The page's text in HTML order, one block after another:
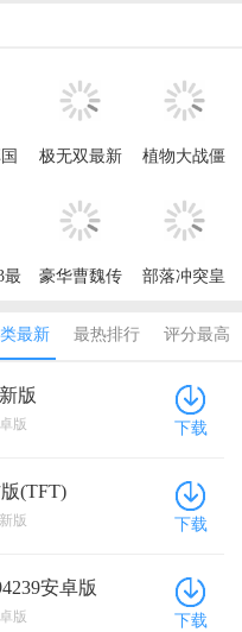
极无双最新
植物大战僵
2026
最
豪华曹魏传
部落冲突皇
版最新版
最新 最热排行 评分最高
版
版 下载
(TFT)
版 下载
安卓版
版 下载